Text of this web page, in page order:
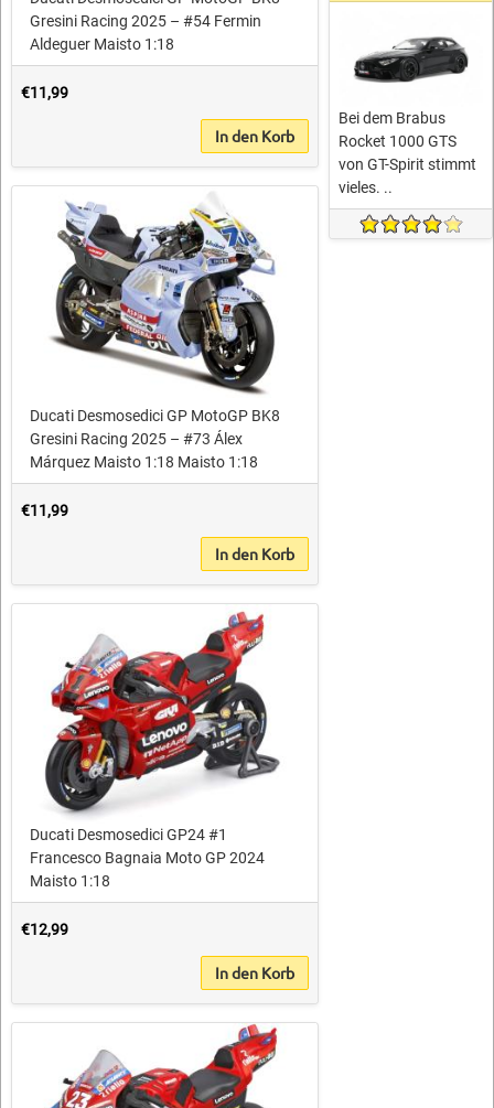
Gresini Racing 2025 – #54 Fermin
Aldeguer Maisto 1:18
€11,99
In den Korb
Ducati Desmosedici GP MotoGP BK8
Gresini Racing 2025 – #73 Álex
Márquez Maisto 1:18 Maisto 1:18
€11,99
In den Korb
Ducati Desmosedici GP24 #1
Francesco Bagnaia Moto GP 2024
Maisto 1:18
€12,99
In den Korb
Bei dem Brabus
Rocket 1000 GTS
von GT-Spirit stimmt
vieles. ..